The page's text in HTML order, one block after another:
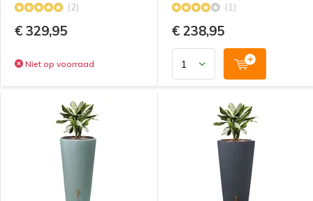
(2)
€ 329,95
Niet op voorraad
(1)
€ 238,95